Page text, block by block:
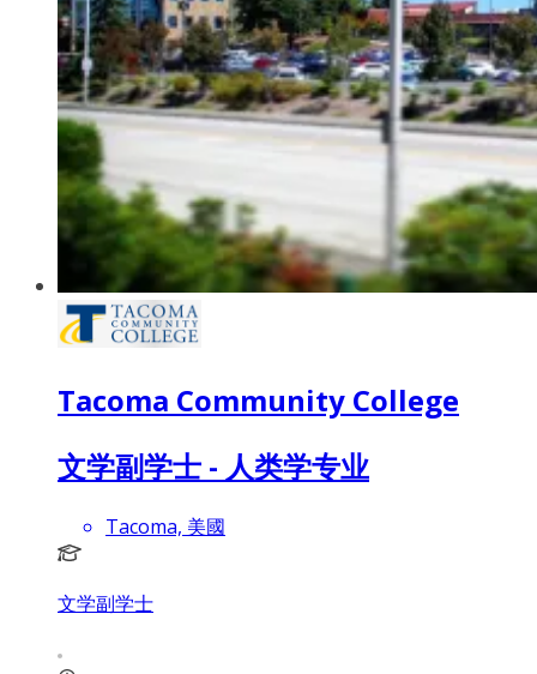
Tacoma Community College
文学副学士 - 人类学专业
Tacoma, 美國
文学副学士